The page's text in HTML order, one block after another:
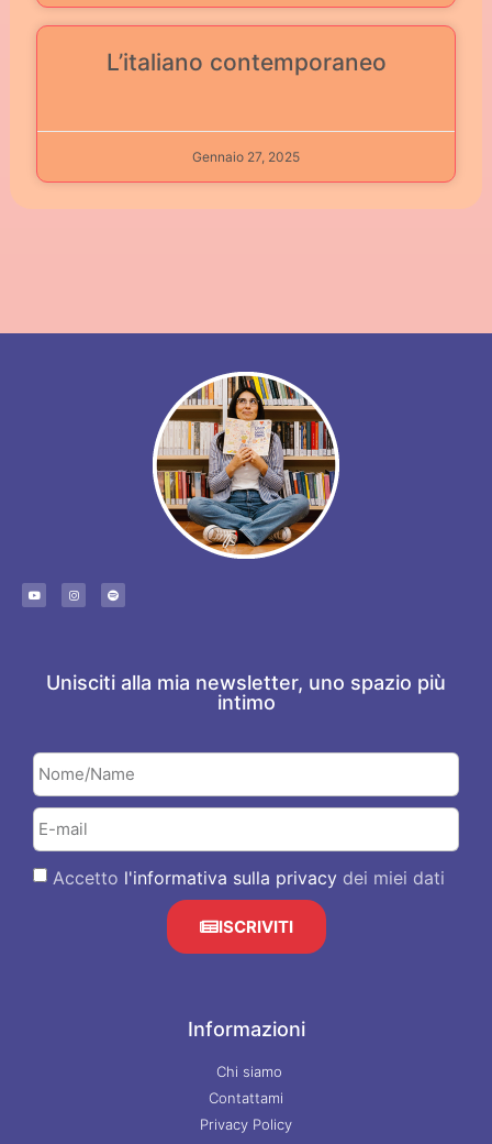
L’italiano contemporaneo
Gennaio 27, 2025
Unisciti alla mia newsletter, uno spazio più
intimo
Accetto l'informativa sulla privacy dei miei dati
ISCRIVITI
Informazioni
Chi siamo
Contattami
Privacy Policy